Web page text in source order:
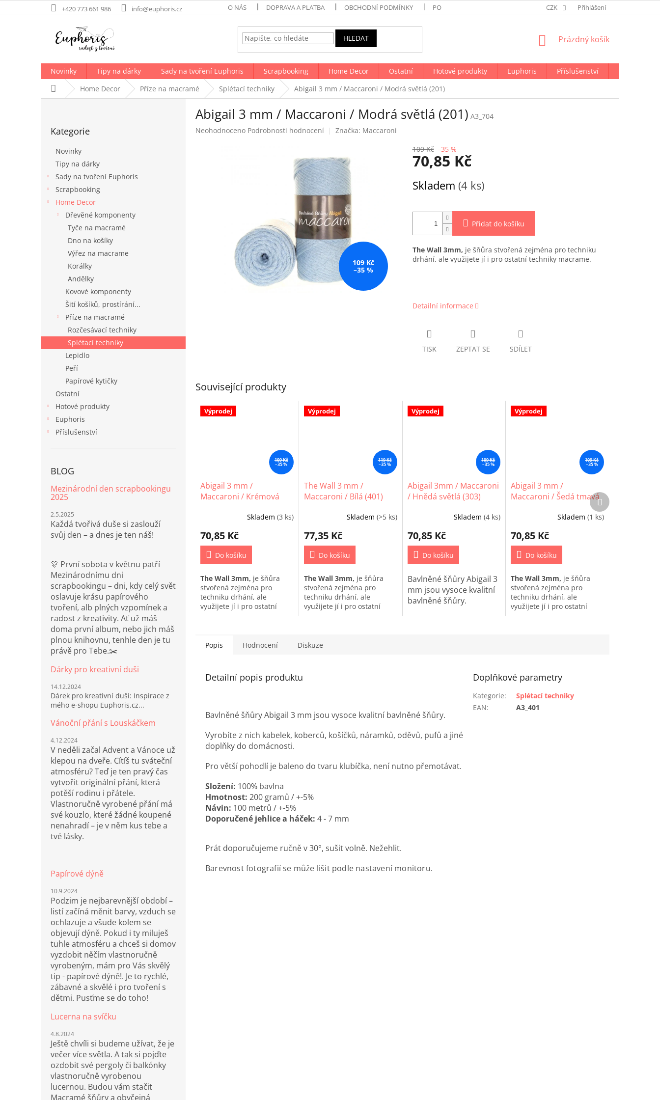
na
+420 773 661 986 info@euphoris.cz O NÁS DOPRAVA A PLATBA OBCHODNÍ PODMÍNKY PODMÍNKY OCHRANY OSOBNÍCH ÚDAJŮ NAPIŠTE NÁM
CZK Přihlášení
HLEDAT
NÁKUPNÍ
Prázdný košík
Novinky Tipy na dárky Sady na tvoření Euphoris Scrapbooking Home Decor Ostatní Hotové produkty Euphoris Příslušenství
Domů Home Decor Příze na macramé Splétací techniky Abigail 3 mm / Maccaroni / Modrá světlá (201)
kategorie
Kategorie
Novinky
Tipy na dárky
Sady na tvoření Euphoris
Scrapbooking
Home Decor
Dřevěné komponenty
Tyče na macramé
Dno na košíky
Výřez na macrame
Korálky
Andělky
Kovové komponenty
Šití košíků, prostírání...
Příze na macramé
Rozčesávací techniky
Splétací techniky
Lepidlo
Peří
Papírové kytičky
Ostatní
Hotové produkty
Euphoris
Příslušenství
BLOG
Mezinárodní den scrapbookingu
2025
2.5.2025
Každá tvořivá duše si zaslouží
svůj den – a dnes je ten náš!
🎊 První sobota v květnu patří
Mezinárodnímu dni
scrapbookingu – dni, kdy celý svět
oslavuje krásu papírového
tvoření, alb plných vzpomínek a
radost z kreativity. Ať už máš
doma první album, nebo jich máš
plnou knihovnu, tenhle den je tu
právě pro Tebe.✂️
Dárky pro kreativní duši
14.12.2024
Dárek pro kreativní duši: Inspirace z
mého e-shopu Euphoris.cz...
Vánoční přání s Louskáčkem
4.12.2024
V neděli začal Advent a Vánoce už
klepou na dveře. Cítíš tu sváteční
atmosféru? Teď je ten pravý čas
vytvořit originální přání, která
potěší rodinu i přátele.
Vlastnoručně vyrobené přání má
své kouzlo, které žádné koupené
nenahradí – je v něm kus tebe a
tvé lásky.
Papírové dýně
10.9.2024
Podzim je nejbarevnější období –
listí začíná měnit barvy, vzduch se
ochlazuje a všude kolem se
objevují dýně. Pokud i ty miluješ
tuhle atmosféru a chceš si domov
vyzdobit něčím vlastnoručně
vyrobeným, mám pro Vás skvělý
tip - papírové dýně!. Je to rychlé,
zábavné a skvělé i pro tvoření s
dětmi. Pusťme se do toho!
Lucerna na svíčku
4.8.2024
Ještě chvíli si budeme užívat, že je
večer více světla. A tak si pojďte
ozdobit své pergoly či balkónky
vlastnoručně vyrobenou
lucernou. Budou vám stačit
Macramé šňůry a obyčejná
Abigail 3 mm / Maccaroni / Modrá světlá (201) A3_704
Průměrné
Neohodnoceno Podrobnosti hodnocení Značka: Maccaroni
109 Kč
–35 %
109 Kč –35 %
70,85 Kč
cena:
Skladem (4 ks)
Přidat do košíku
The Wall 3mm, je šňůra stvořená zejména pro techniku
drhání, ale využijete jí i pro ostatní techniky macrame.
Detailní informace
TISK ZEPTAT SE SDÍLET
Související produkty
Výprodej
109 Kč
–35 %
Abigail 3 mm /
Maccaroni / Krémová
Skladem (3 ks)
70,85 Kč
Do košíku
The Wall 3mm, je šňůra
stvořená zejména pro
techniku drhání, ale
využijete jí i pro ostatní
Výprodej
119 Kč
–35 %
The Wall 3 mm /
Maccaroni / Bílá (401)
Skladem (>5 ks)
77,35 Kč
Do košíku
The Wall 3mm, je šňůra
stvořená zejména pro
techniku drhání, ale
využijete jí i pro ostatní
Výprodej
109 Kč
–35 %
Abigail 3mm / Maccaroni
/ Hnědá světlá (303)
Skladem(4 ks)
70,85 Kč
Do košíku
Bavlněné šňůry Abigail 3
mm jsou vysoce kvalitní
bavlněné šňůry.
Výprodej
109 Kč
–35 %
Abigail 3 mm /
Maccaroni / Šedá tmavá
Skladem (1 ks)
70,85 Kč
Do košíku
The Wall 3mm, je šňůra
stvořená zejména pro
techniku drhání, ale
využijete jí i pro ostatní
Další
produkt
Popis Hodnocení Diskuze
Detailní popis produktu
Bavlněné šňůry Abigail 3 mm jsou vysoce kvalitní bavlněné šňůry.
Vyrobíte z nich kabelek, koberců, košíčků, náramků, oděvů, pufů a jiné
doplňky do domácnosti.
Pro větší pohodlí je baleno do tvaru klubíčka, není nutno přemotávat.
Složení: 100% bavlna
Hmotnost: 200 gramů / +-5%
Návin: 100 metrů / +-5%
Doporučené jehlice a háček: 4 - 7 mm
Prát doporučujeme ručně v 30°, sušit volně. Nežehlit.
Barevnost fotografií se může lišit podle nastavení monitoru.
Doplňkové parametry
Kategorie:
Splétací techniky
EAN: A3_401